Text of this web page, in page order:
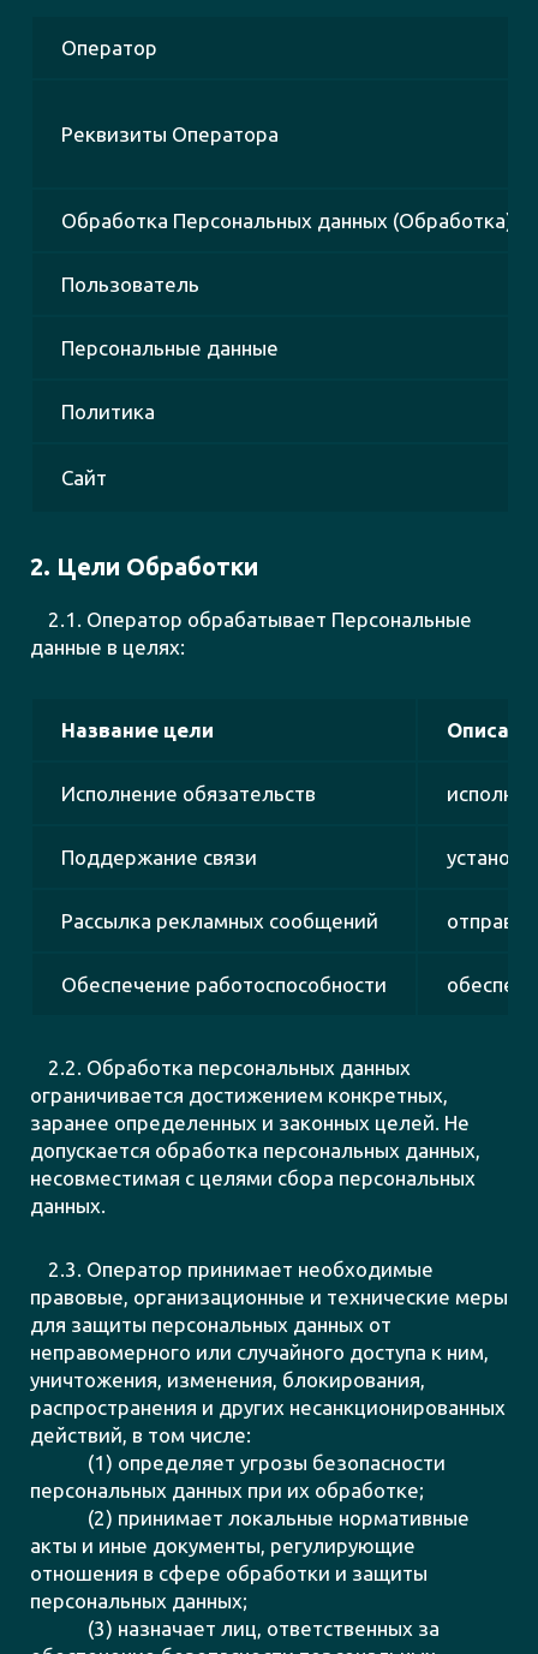
Оператор
Реквизиты Оператора
Обработка Персональных данных (Обработка)
Пользователь
Персональные данные
Политика
Сайт
2. Цели Обработки
2.1. Оператор обрабатывает Персональные
данные в целях:
Название цели
Исполнение обязательств
Поддержание связи
Рассылка рекламных сообщений
Обеспечение работоспособности
2.2. Обработка персональных данных
ограничивается достижением конкретных,
заранее определенных и законных целей. Не
допускается обработка персональных данных,
несовместимая с целями сбора персональных
данных.
2.3. Оператор принимает необходимые
правовые, организационные и технические меры
для защиты персональных данных от
неправомерного или случайного доступа к ним,
уничтожения, изменения, блокирования,
распространения и других несанкционированных
действий, в том числе:
(1) определяет угрозы безопасности
персональных данных при их обработке;
(2) принимает локальные нормативные
акты и иные документы, регулирующие
отношения в сфере обработки и защиты
персональных данных;
(3) назначает лиц, ответственных за